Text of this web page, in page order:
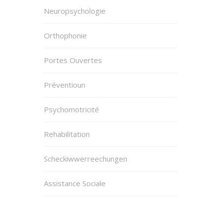
Neuropsychologie
Orthophonie
Portes Ouvertes
Préventioun
Psychomotricité
Rehabilitation
Scheckiwwerreechungen
Assistance Sociale